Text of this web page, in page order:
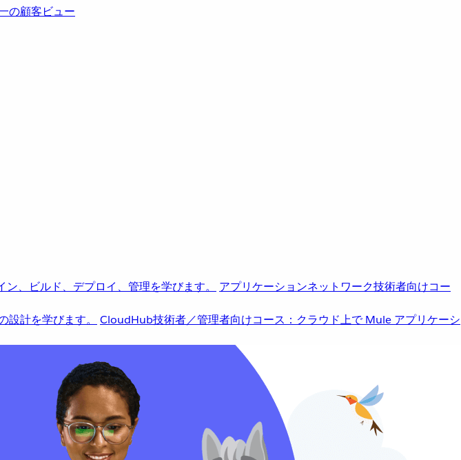
の顧客ビュー
、ビルド、デプロイ、管理を学びます。 アプリケーションネットワーク技術者向けコー
計を学びます。 CloudHub技術者／管理者向けコース：クラウド上で Mule アプリケーシ